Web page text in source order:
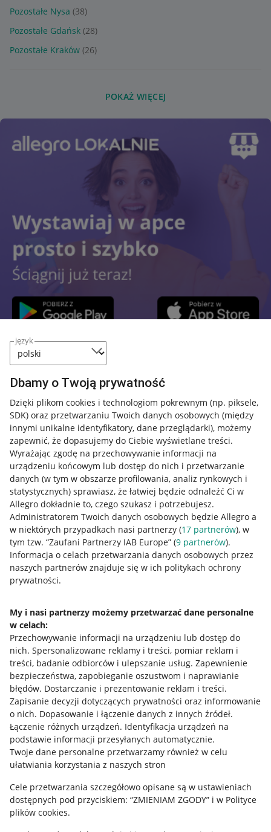
język
Dbamy o Twoją prywatność
Dzięki plikom cookies i technologiom pokrewnym (np. piksele,
SDK) oraz przetwarzaniu Twoich danych osobowych (między
innymi unikalne identyfikatory, dane przeglądarki), możemy
zapewnić, że dopasujemy do Ciebie wyświetlane treści.
Wyrażając zgodę na przechowywanie informacji na
urządzeniu końcowym lub dostęp do nich i przetwarzanie
danych (w tym w obszarze profilowania, analiz rynkowych i
statystycznych) sprawiasz, że łatwiej będzie odnaleźć Ci w
Allegro dokładnie to, czego szukasz i potrzebujesz.
Administratorem Twoich danych osobowych będzie Allegro a
w niektórych przypadkach nasi partnerzy (17 partnerów), w
tym tzw. “Zaufani Partnerzy IAB Europe” (9 partnerów).
Informacja o celach przetwarzania danych osobowych przez
naszych partnerów znajduje się w ich politykach ochrony
prywatności.
My i nasi partnerzy możemy przetwarzać dane personalne
w celach:
Przechowywanie informacji na urządzeniu lub dostęp do
nich. Spersonalizowane reklamy i treści, pomiar reklam i
treści, badanie odbiorców i ulepszanie usług. Zapewnienie
bezpieczeństwa, zapobieganie oszustwom i naprawianie
błędów. Dostarczanie i prezentowanie reklam i treści.
Zapisanie decyzji dotyczących prywatności oraz informowanie
o nich. Dopasowanie i łączenie danych z innych źródeł.
Łączenie różnych urządzeń. Identyfikacja urządzeń na
podstawie informacji przesyłanych automatycznie.
Twoje dane personalne przetwarzamy również w celu
ułatwiania korzystania z naszych stron
Cele przetwarzania szczegółowo opisane są w ustawieniach
dostępnych pod przyciskiem: “ZMIENIAM ZGODY” i w Polityce
plików cookies.
Pozostałe Nysa (38)
Pozostałe Gdańsk (28)
Pozostałe Kraków (26)
POKAŻ WIĘCEJ
Przydatne informacje
Napisz do nas
Allegro Gadane dla sprzedających
Allegro Gadane dla kupujących
Mapa miejscowości
Informacje prawne
Regulamin
Polityka plików "cookies"
Ustawienia plików "cookies"
Informacje dla Aktu o Usługach Cyfrowych
Pobierz aplikację
Korzystanie z serwisu oznacza akceptacjęregulaminu.